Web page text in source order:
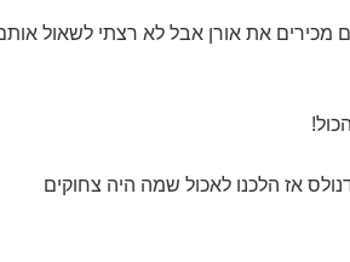
מכירים את אורן אבל לא רצתי לשאול
אז הלכנו לאכול שמה היה צחוקים